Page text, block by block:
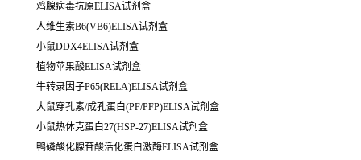
鸡腺病毒抗原ELISA试剂盒
人维生素B6(VB6)ELISA试剂盒
小鼠DDX4ELISA试剂盒
植物苹果酸ELISA试剂盒
牛转录因子P65(RELA)ELISA试剂盒
大鼠穿孔素/成孔蛋白(PF/PFP)ELISA试剂盒
小鼠热休克蛋白27(HSP-27)ELISA试剂盒
鸭磷酸化腺苷酸活化蛋白激酶ELISA试剂盒